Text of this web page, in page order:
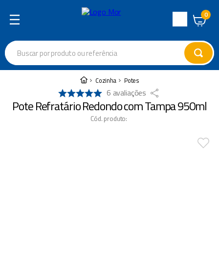
de
Atendimento
0
Buscar por produto ou referência
Cozinha Potes
6 avaliações
Pote Refratário Redondo com Tampa 950ml
Cód. produto:
Termos mais buscados
2º varal